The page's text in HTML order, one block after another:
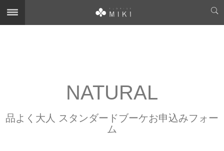
NATURAL お申込みフ
ォーム
NATURAL
品よく大人 スタンダードブーケお申込みフォー
ム